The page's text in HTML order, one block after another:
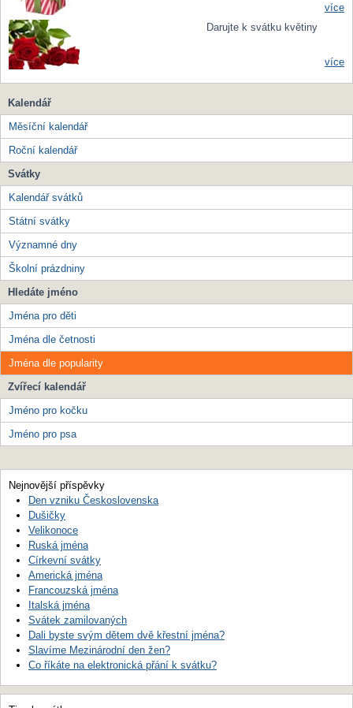
více
Darujte k svátku květiny
více
Kalendář
Měsíční kalendář
Roční kalendář
Svátky
Kalendář svátků
Státní svátky
Významné dny
Školní prázdniny
Hledáte jméno
Jména pro děti
Jména dle četnosti
Jména dle popularity
Zvířecí kalendář
Jméno pro kočku
Jméno pro psa
Nejnovější příspěvky
Den vzniku Československa
Dušičky
Velikonoce
Ruská jména
Církevní svátky
Americká jména
Francouzská jména
Italská jména
Svátek zamilovaných
Dali byste svým dětem dvě křestní jména?
Slavíme Mezinárodní den žen?
Co říkáte na elektronická přání k svátku?